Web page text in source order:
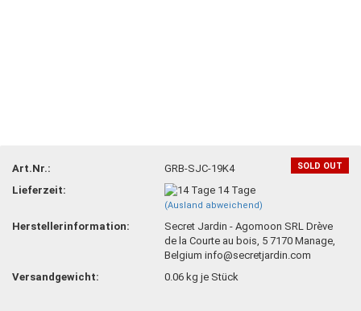
SOLD OUT
Art.Nr.:
GRB-SJC-19K4
Lieferzeit:
14 Tage
(Ausland abweichend)
Herstellerinformation:
Secret Jardin - Agomoon SRL Drève
de la Courte au bois, 5 7170 Manage,
Belgium info@secretjardin.com
Versandgewicht:
0.06 kg je Stück